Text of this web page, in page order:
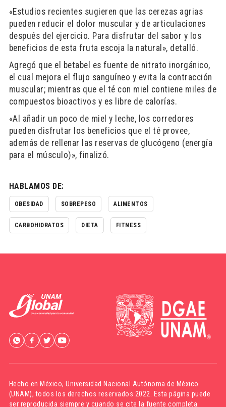
«Estudios recientes sugieren que las cerezas agrias
pueden reducir el dolor muscular y de articulaciones
después del ejercicio. Para disfrutar del sabor y los
beneficios de esta fruta escoja la natural», detalló.
Agregó que el betabel es fuente de nitrato inorgánico,
el cual mejora el flujo sanguíneo y evita la contracción
muscular; mientras que el té con miel contiene miles de
compuestos bioactivos y es libre de calorías.
«Al añadir un poco de miel y leche, los corredores
pueden disfrutar los beneficios que el té provee,
además de rellenar las reservas de glucógeno (energía
para el músculo)», finalizó.
HABLAMOS DE:
OBESIDAD SOBREPESO ALIMENTOS
CARBOHIDRATOS DIETA FITNESS
Hecho en México,Universidad Nacional Autónoma de México
(UNAM), todos los derechos reservados 2022. Esta página puede
ser reproducida siempre y cuando se cite la fuente completa.